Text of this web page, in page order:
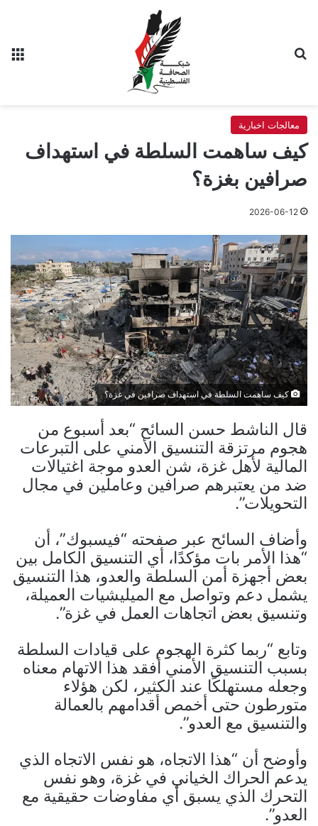
معالجات اخبارية
كيف ساهمت السلطة في استهداف
صرافين بغزة؟
2026-06-12
كيف ساهمت السلطة في استهداف صرافين في غزة؟
قال الناشط حسن السائح “‏بعد أسبوع من
هجوم مرتزقة التنسيق الأمني على التبرعات
المالية لأهل غزة، شن العدو موجة اغتيالات
ضد من يعتبرهم صرافين وعاملين في مجال
التحويلات”.
وأضاف السائح عبر صفحته “فيسبوك”، أن
“هذا الأمر بات مؤكدًا، أي التنسيق الكامل بين
بعض أجهزة أمن السلطة والعدو، هذا التنسيق
يشمل دعم وتواصل مع الميليشيات العميلة،
وتنسيق بعض اتجاهات العمل في غزة”.
وتابع “‏ربما كثرة الهجوم على قيادات السلطة
بسبب التنسيق الأمني أفقد هذا الاتهام معناه
وجعله مستهلكًا عند الكثير، لكن هؤلاء
متورطون حتى أخمص أقدامهم بالعمالة
والتنسيق مع العدو”.
وأوضح أن “هذا الاتجاه، هو نفس الاتجاه الذي
يدعم الحراك الخياني في غزة، وهو نفس
التحرك الذي يسبق أي مفاوضات حقيقية مع
العدو”.